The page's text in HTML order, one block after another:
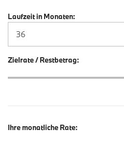
Laufzeit in Monaten:
Zielrate / Restbetrag:
Zielrate / Restbetrag Schieberegler
Ihre monatliche Rate: